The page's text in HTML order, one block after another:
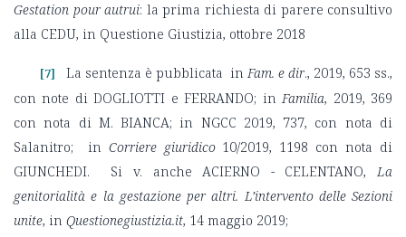
Gestation pour autrui: la prima richiesta di parere consultivo
alla CEDU, in Questione Giustizia, ottobre 2018
[7] La sentenza è pubblicata in Fam. e dir., 2019, 653 ss.,
con note di DOGLIOTTI e FERRANDO; inFamilia, 2019, 369
con nota di M. BIANCA; in NGCC 2019, 737, con nota di
Salanitro; in Corriere giuridico10/2019, 1198 con nota di
GIUNCHEDI. Si v. anche ACIERNO - CELENTANO, La
genitorialità e la gestazione per altri. L’intervento delle Sezioni
unite, in Questionegiustizia.it, 14 maggio 2019;